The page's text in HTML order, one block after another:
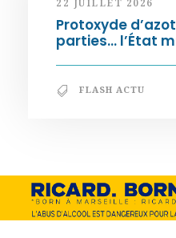
22 JUILLET 2026
Protoxyde
parties… l’État
FLASH ACTU